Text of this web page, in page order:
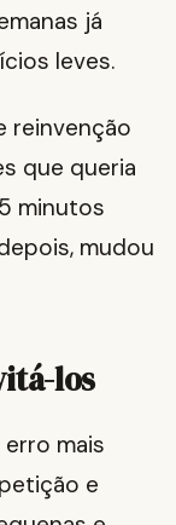
já
leves.
reinvenção
que queria
minutos
mudou
los
mais
e